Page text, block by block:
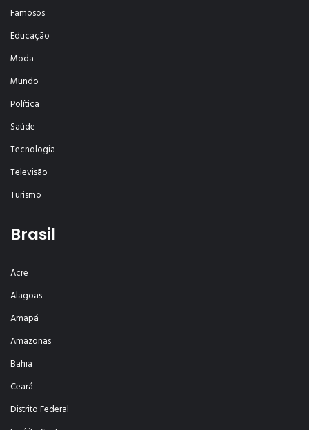
Famosos
Educação
Moda
Mundo
Política
Saúde
Tecnologia
Televisão
Turismo
Brasil
Acre
Alagoas
Amapá
Amazonas
Bahia
Ceará
Distrito Federal